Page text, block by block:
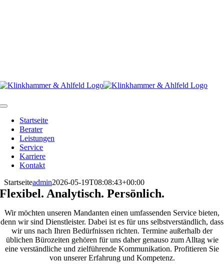
Toggle
NavigationStartseite
Berater
Leistungen
Service
Karriere
Kontakt
Startseiteadmin2026-05-19T08:08:43+00:00
Flexibel. Analytisch. Persönlich.
Wir möchten unseren Mandanten einen umfassenden Service bieten,
denn wir sind Dienstleister. Dabei ist es für uns selbstverständlich, dass
wir uns nach Ihren Bedürfnissen richten. Termine außerhalb der
üblichen Bürozeiten gehören für uns daher genauso zum Alltag wie
eine verständliche und zielführende Kommunikation. Profitieren Sie
von unserer Erfahrung und Kompetenz.